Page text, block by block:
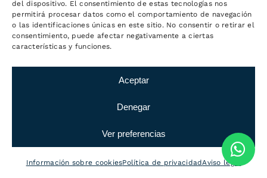
del dispositivo. El consentimiento de estas tecnologías nos
permitirá procesar datos como el comportamiento de navegación
o las identificaciones únicas en este sitio. No consentir o retirar el
consentimiento, puede afectar negativamente a ciertas
características y funciones.
Aceptar
Denegar
Ver preferencias
Información sobre cookiesPolítica de privacidadAviso legal
Sobre
Logística MC trabaja desde hace más
de 20 años en el sector de la logística
y el transporte, con la idea presente